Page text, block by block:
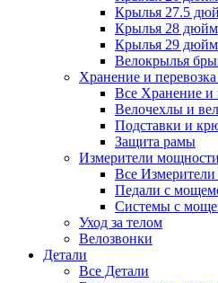
Крылья 27.5
Крылья 28
Крылья 29
Велокрылья
Хранение и
Все Хранение и
Велочехлы и
Подставки и
Защита рамы
Измерители мощности
Все
Педали с
Системы с
Уход за телом
Велозвонки
Детали
Все Детали